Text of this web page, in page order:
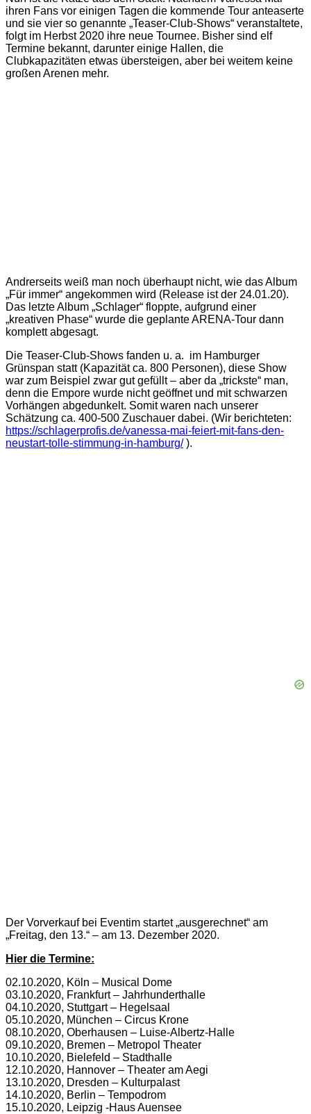
ihren Fans vor einigen Tagen die kommende Tour anteaserte
und sie vier so genannte „Teaser-Club-Shows“ veranstaltete,
folgt im Herbst 2020 ihre neue Tournee. Bisher sind elf
Termine bekannt, darunter einige Hallen, die
Clubkapazitäten etwas übersteigen, aber bei weitem keine
großen Arenen mehr.
Andrerseits weiß man noch überhaupt nicht, wie das Album
„Für immer“ angekommen wird (Release ist der 24.01.20).
Das letzte Album „Schlager“ floppte, aufgrund einer
„kreativen Phase“ wurde die geplante ARENA-Tour dann
komplett abgesagt.
Die Teaser-Club-Shows fanden u. a. im Hamburger
Grünspan statt (Kapazität ca. 800 Personen), diese Show
war zum Beispiel zwar gut gefüllt – aber da „trickste“ man,
denn die Empore wurde nicht geöffnet und mit schwarzen
Vorhängen abgedunkelt. Somit waren nach unserer
Schätzung ca. 400-500 Zuschauer dabei. (Wir berichteten:
https://schlagerprofis.de/vanessa-mai-feiert-mit-fans-den-
neustart-tolle-stimmung-in-hamburg/).
Der Vorverkauf bei Eventim startet „ausgerechnet“ am
„Freitag, den 13.“ – am 13. Dezember 2020.
Hier die Termine:
02.10.2020, Köln – Musical Dome
03.10.2020, Frankfurt – Jahrhunderthalle
04.10.2020, Stuttgart – Hegelsaal
05.10.2020, München – Circus Krone
08.10.2020, Oberhausen – Luise-Albertz-Halle
09.10.2020, Bremen – Metropol Theater
10.10.2020, Bielefeld – Stadthalle
12.10.2020, Hannover – Theater am Aegi
13.10.2020, Dresden – Kulturpalast
14.10.2020, Berlin – Tempodrom
15.10.2020, Leipzig -Haus Auensee